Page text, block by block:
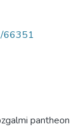
66351
pantheon